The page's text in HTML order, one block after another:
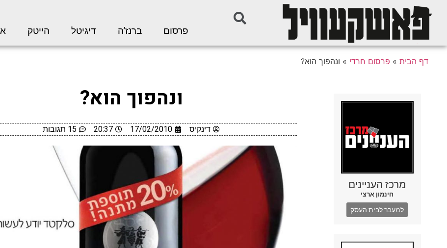
פרסום ברנז’ה דיגיטל הייטק
דף הבית » פרסום חרדי » ונהפוך הוא?
מרכז העניינים
חינמון ארצי
למעבר לבית העסק
ונהפוך הוא?
דינקיס 17/02/2010
20:37 15 תגובות